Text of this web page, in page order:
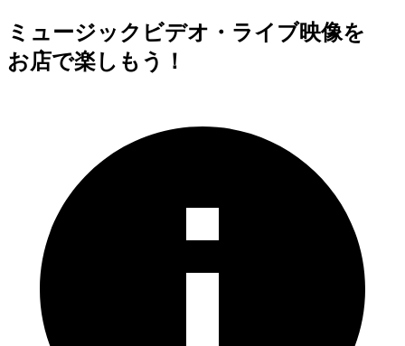
ミュージックビデオ・ライブ映像を
お店で楽しもう！